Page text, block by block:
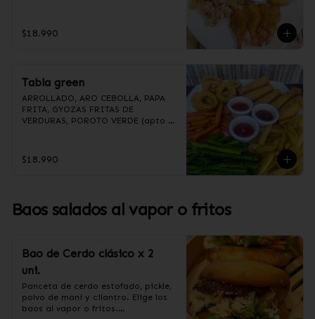
que indica en esta descripción.)
$18.990
Tabla green
ARROLLADO, ARO CEBOLLA, PAPA
FRITA, GYOZAS FRITAS DE
VERDURAS, POROTO VERDE (apto
las opciones disponibles según lo
que indica en esta descripción.)
$18.990
Baos salados al vapor o fritos
Bao de Cerdo clásico x 2
uni.
Panceta de cerdo estofado, pickle,
polvo de maní y cilantro. Elige los
baos al vapor o fritos.